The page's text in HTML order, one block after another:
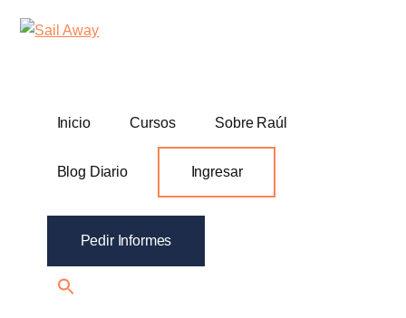
Additional
menu
Sail
Academia
Inicio
Cursos Sobre Raúl
Blog Diario Ingresar
Pedir Informes